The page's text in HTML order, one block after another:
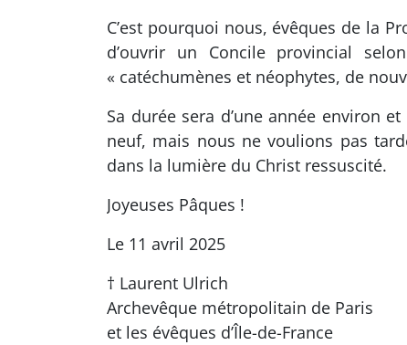
C’est pourquoi nous, évêques de la
d’ouvrir un Concile provincial
« catéchumènes et néophytes, de
Sa durée sera d’une année environ
neuf, mais nous ne voulions pas
dans la lumière du Christ ressuscité.
Joyeuses Pâques !
Le 11 avril 2025
† Laurent Ulrich
Archevêque métropolitain de Paris
et les évêques d’Île-de-France